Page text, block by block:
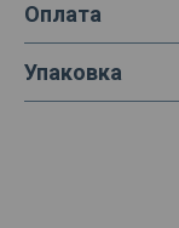
Оплата
Упаковка